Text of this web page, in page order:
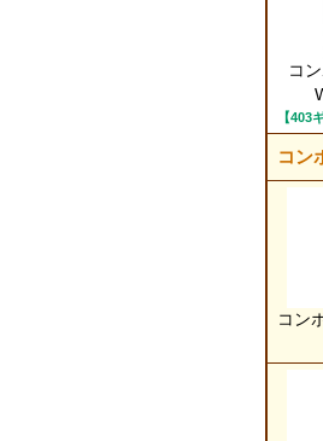
コ
【403
コン
コン